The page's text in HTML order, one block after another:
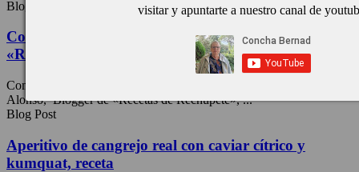
Blog Post
Comer bien a diario, el libro de Alfonso López
«Recetas de Rechupete»
Comer bien a diario es el libro de recetas de Alfonso López
Alonso, Blogger de «Recetas de Rechupete», ...
Blog Post
Aperitivo de cangrejo real con caviar cítrico y
kumquat, receta
visitar y apuntarte a nuestro canal de